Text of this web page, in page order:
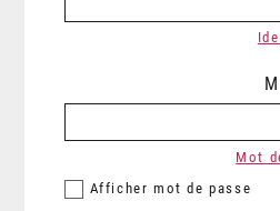
Afficher mot de passe
Mot